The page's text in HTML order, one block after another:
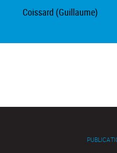
Coissard (Guillaume)